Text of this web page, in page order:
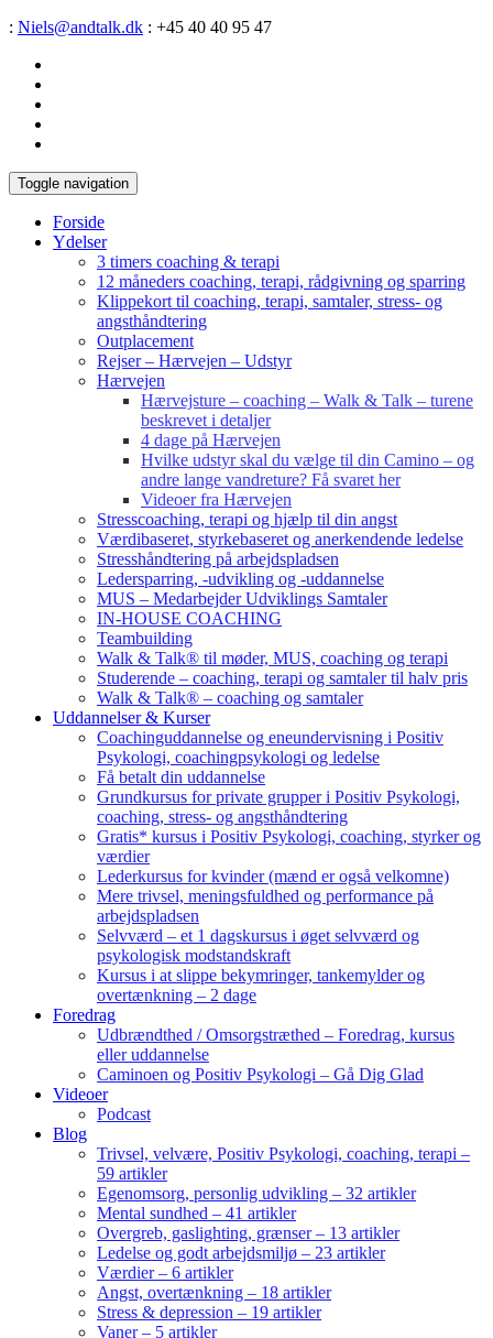
: Niels@andtalk.dk : +45 40 40 95 47
Toggle navigation
Forside
Ydelser
3 timers coaching & terapi
12 måneders coaching, terapi, rådgivning og sparring
Klippekort til coaching, terapi, samtaler, stress- og
angsthåndtering
Outplacement
Rejser – Hærvejen – Udstyr
Hærvejen
Hærvejsture – coaching – Walk & Talk – turene
beskrevet i detaljer
4 dage på Hærvejen
Hvilke udstyr skal du vælge til din Camino – og
andre lange vandreture? Få svaret her
Videoer fra Hærvejen
Stresscoaching, terapi og hjælp til din angst
Værdibaseret, styrkebaseret og anerkendende ledelse
Stresshåndtering på arbejdspladsen
Ledersparring, -udvikling og -uddannelse
MUS – Medarbejder Udviklings Samtaler
IN-HOUSE COACHING
Teambuilding
Walk & Talk® til møder, MUS, coaching og terapi
Studerende – coaching, terapi og samtaler til halv pris
Walk & Talk® – coaching og samtaler
Uddannelser & Kurser
Coachinguddannelse og eneundervisning i Positiv
Psykologi, coachingpsykologi og ledelse
Få betalt din uddannelse
Grundkursus for private grupper i Positiv Psykologi,
coaching, stress- og angsthåndtering
Gratis* kursus i Positiv Psykologi, coaching, styrker og
værdier
Lederkursus for kvinder (mænd er også velkomne)
Mere trivsel, meningsfuldhed og performance på
arbejdspladsen
Selvværd – et 1 dagskursus i øget selvværd og
psykologisk modstandskraft
Kursus i at slippe bekymringer, tankemylder og
overtænkning – 2 dage
Foredrag
Udbrændthed / Omsorgstræthed – Foredrag, kursus
eller uddannelse
Caminoen og Positiv Psykologi – Gå Dig Glad
Videoer
Podcast
Blog
Trivsel, velvære, Positiv Psykologi, coaching, terapi –
59 artikler
Egenomsorg, personlig udvikling – 32 artikler
Mental sundhed – 41 artikler
Overgreb, gaslighting, grænser – 13 artikler
Ledelse og godt arbejdsmiljø – 23 artikler
Værdier – 6 artikler
Angst, overtænkning – 18 artikler
Stress & depression – 19 artikler
Vaner – 5 artikler